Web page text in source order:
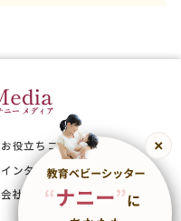
お役立ちコラム
インタビュー
会社情報